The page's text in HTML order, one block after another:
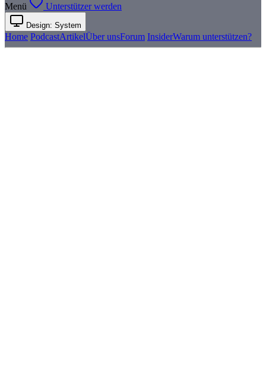
Menü Unterstützer werden
Design: System
Home PodcastArtikelÜber unsForum InsiderWarum unterstützen?